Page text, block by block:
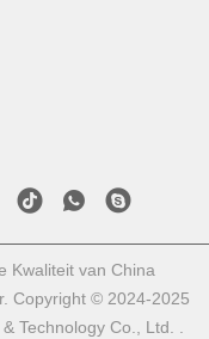
van China
Copyright © 2024-2025
Technology Co., Ltd. .